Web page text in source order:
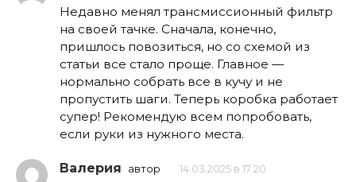
Недавно менял трансмиссионный фильтр
на своей тачке. Сначала, конечно,
пришлось повозиться, но со схемой из
статьи все стало проще. Главное —
нормально собрать все в кучу и не
пропустить шаги. Теперь коробка работает
супер! Рекомендую всем попробовать,
если руки из нужного места.
Валерия автор 14.03.2025 в 17:20